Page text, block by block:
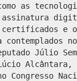
as
assinatura
e
contemplados
Júlio
Alcântara,
Congresso